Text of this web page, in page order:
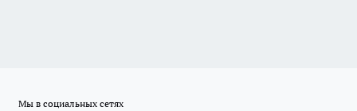
Мы в социальных сетях